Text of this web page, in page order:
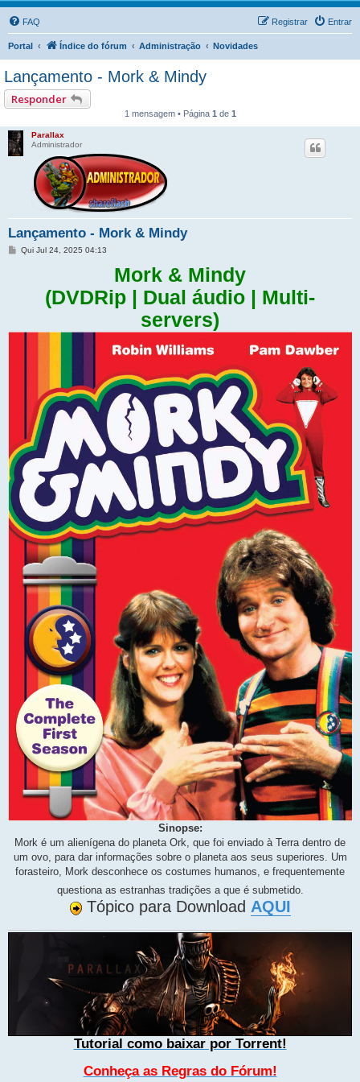
FAQ Entrar
Registrar
Portal Índice do fórum Administração Novidades
Lançamento - Mork & Mindy
Responder
1 mensagem • Página 1 de 1
Parallax
Administrador
Lançamento - Mork & Mindy
MQui Jul 24, 2025 04:13
Mork & Mindy
(DVDRip | Dual áudio | Multi-
servers)
Sinopse:
Mork é um alienígena do planeta Ork, que foi enviado à Terra dentro de
um ovo, para dar informações sobre o planeta aos seus superiores. Um
forasteiro, Mork desconhece os costumes humanos, e frequentemente
questiona as estranhas tradições a que é submetido.
Tópico para Download AQUI
Tutorial como baixar por Torrent!
Conheça as Regras do Fórum!